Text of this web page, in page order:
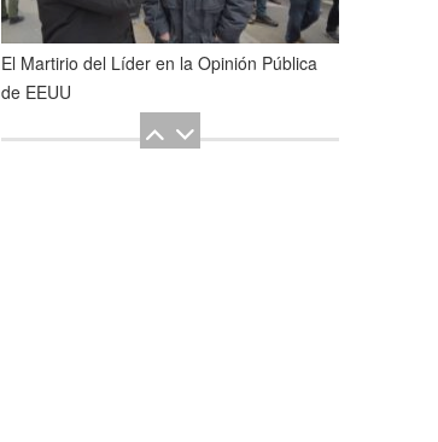
El Martirio del Líder en la Opinión Pública
de EEUU